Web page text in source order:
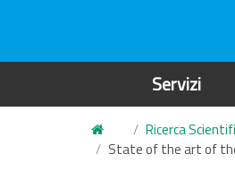
Servizi
Ricerca
State of the art of